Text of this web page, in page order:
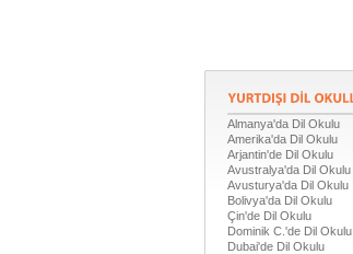
Almanya'da Dil Okulu
Amerika'da Dil Okulu
Arjantin'de Dil Okulu
Avustralya'da Dil Okulu
Avusturya'da Dil Okulu
Bolivya'da Dil Okulu
Çin'de Dil Okulu
Dominik C.'de Dil Okulu
Dubai'de Dil Okulu